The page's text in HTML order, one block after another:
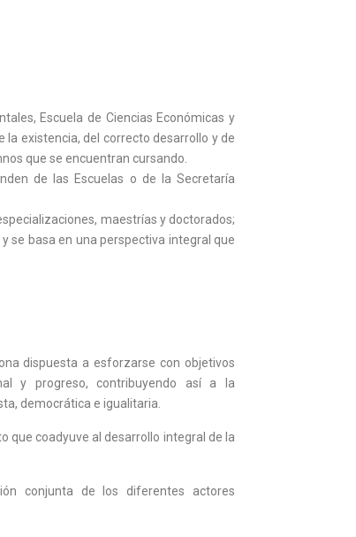
Escuela de Ciencias Económicas y
la existencia, del correcto desarrollo y de
que se encuentran cursando.
de las Escuelas o de la Secretaría
maestrías y doctorados;
se basa en una perspectiva integral que
dispuesta a esforzarse con objetivos
y progreso, contribuyendo así a la
democrática e igualitaria.
que coadyuve al desarrollo integral de la
conjunta de los diferentes actores